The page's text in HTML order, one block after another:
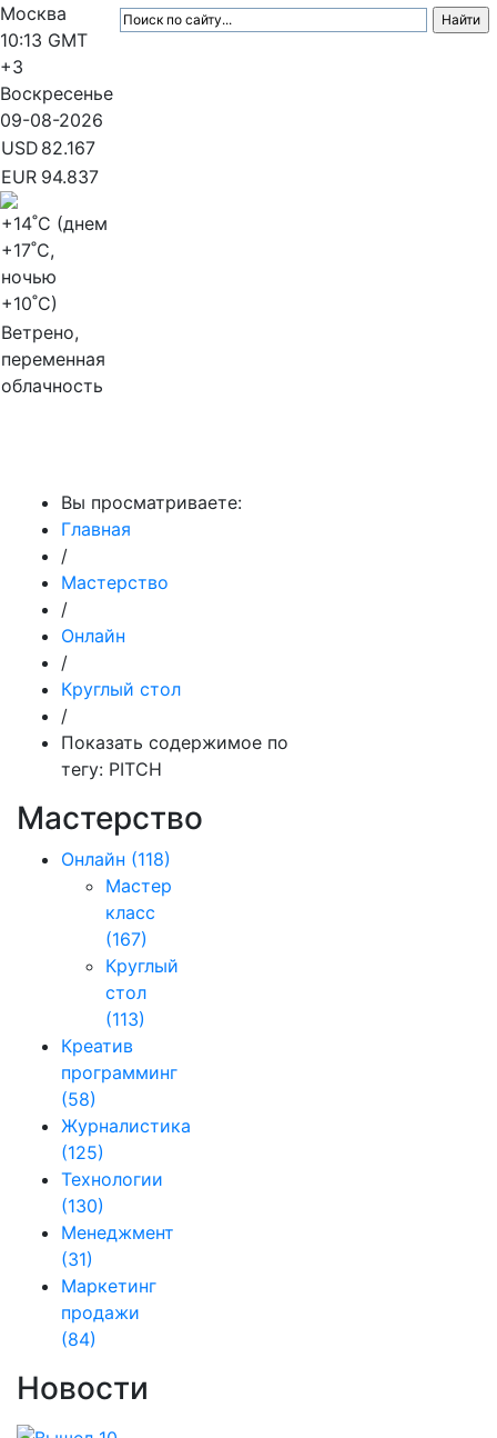
Москва
10:13 GMT
+3
Воскресенье
09-08-2026
USD 82.167
EUR 94.837
+14˚C (днем
+17˚C,
ночью
+10˚C)
Ветрено,
переменная
облачность
Вы просматриваете:
Главная
/
Мастерство
/
Онлайн
/
Круглый стол
/
Показать содержимое по
тегу: PITCH
Мастерство
Онлайн (118)
Мастер
класс
(167)
Круглый
стол
(113)
Креатив
программинг
(58)
Журналистика
(125)
Технологии
(130)
Менеджмент
(31)
Маркетинг
продажи
(84)
Новости